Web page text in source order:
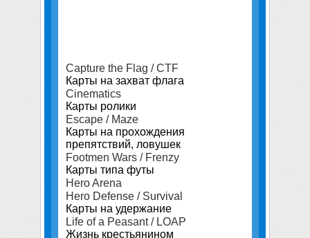
Capture the Flag / CTF
Карты на захват флага
Cinematics
Карты ролики
Escape / Maze
Карты на прохождения
препятствий, ловушек
Footmen Wars / Frenzy
Карты типа футы
Hero Arena
Hero Defense / Survival
Карты на удержание
Life of a Peasant / LOAP
Жизнь крестьянином